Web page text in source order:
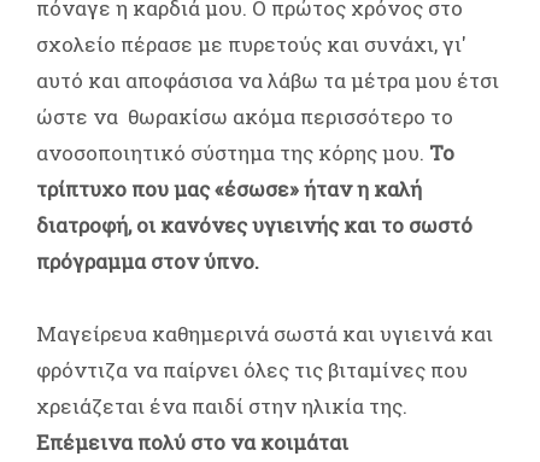
πόναγε η καρδιά μου. Ο πρώτος χρόνος στο
σχολείο πέρασε με πυρετούς και συνάχι, γι'
αυτό και αποφάσισα να λάβω τα μέτρα μου έτσι
ώστε να θωρακίσω ακόμα περισσότερο το
ανοσοποιητικό σύστημα της κόρης μου. Το
τρίπτυχο που μας «έσωσε» ήταν η καλή
διατροφή, οι κανόνες υγιεινής και το σωστό
πρόγραμμα στον ύπνο.
Μαγείρευα καθημερινά σωστά και υγιεινά και
φρόντιζα να παίρνει όλες τις βιταμίνες που
χρειάζεται ένα παιδί στην ηλικία της.
Επέμεινα πολύ στο να κοιμάται